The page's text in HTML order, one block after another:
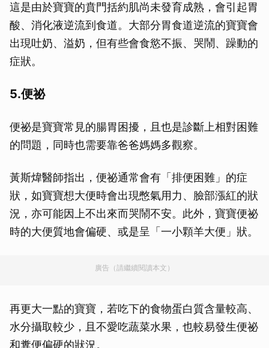
這是由於寶寶的賁門括約肌尚未發育成熟，會引起胃
酸、消化液逆流到食道。大部分胃食道逆流的寶寶會
出現吐奶、溢奶，但有些會食慾不振、哭鬧、躁動的
症狀。
5.便祕
便祕是寶寶常見的腸胃困擾，且也是診斷上相對困難
的問題，同時也需要靠爸爸媽媽多觀察。
黃斯煒醫師指出，便祕通常會有「排便困難」的症
狀，如寶寶想大便時會出現憋氣用力、臉部漲紅的狀
況，亦可能因上不出來而哭鬧不安。此外，寶寶便祕
時的大便質地會偏硬、或是呈「一小顆羊大便」狀。
廣告（請繼續閱讀本文）
再更大一點的寶寶，若吃下的食物蛋白質含量較高、
水分攝取較少，且不愛吃蔬菜水果，也較易發生便祕
和糞便偏硬的狀況。